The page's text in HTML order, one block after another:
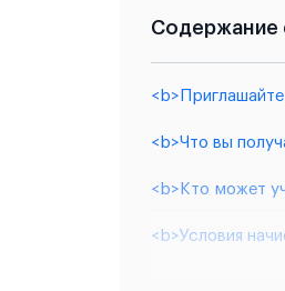
Содержание
<b>Что вы
<b>Кто может
<b>Условия